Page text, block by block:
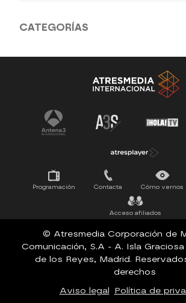
CATEGORÍAS
SERIES 100% EN ESPAÑOL
SUEÑOS DE LIBERTAD
Programación Contacta Cómo vernos
Acceso afiliados
© Atresmedia Corporación de
Comunicación, S.A - A. Isla Graciosa
de los Reyes, Madrid.
derechos
Aviso legal Política de